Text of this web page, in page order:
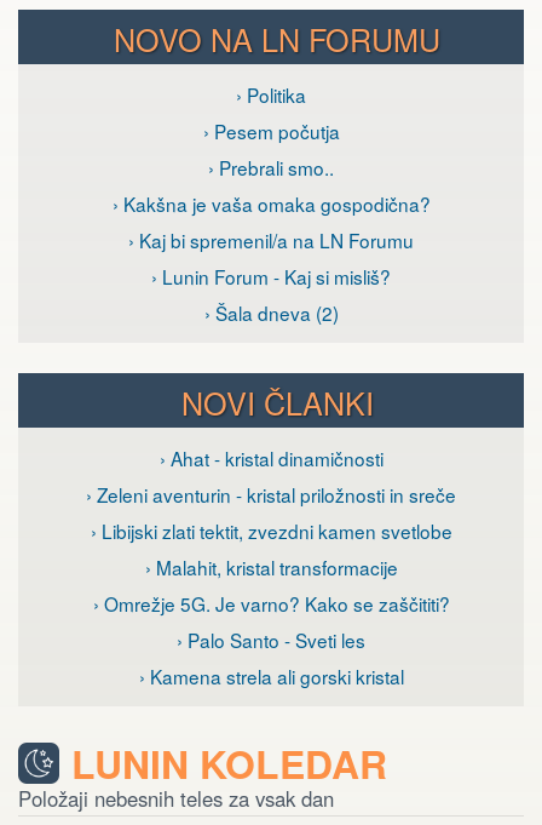
NOVO NA LN FORUMU
› Politika
› Pesem počutja
› Prebrali smo..
› Kakšna je vaša omaka gospodična?
› Kaj bi spremenil/a na LN Forumu
› Lunin Forum - Kaj si misliš?
› Šala dneva (2)
NOVI ČLANKI
› Ahat - kristal dinamičnosti
› Zeleni aventurin - kristal priložnosti in sreče
› Libijski zlati tektit, zvezdni kamen svetlobe
› Malahit, kristal transformacije
› Omrežje 5G. Je varno? Kako se zaščititi?
› Palo Santo - Sveti les
› Kamena strela ali gorski kristal
LUNIN KOLEDAR
Položaji nebesnih teles za vsak dan